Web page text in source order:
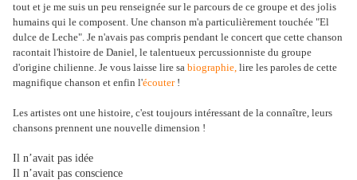
tout et je me suis un peu renseignée sur le parcours de ce groupe et des jolis
humains qui le composent. Une chanson m'a particulièrement touchée "El
dulce de Leche". Je n'avais pas compris pendant le concert que cette chanson
racontait l'histoire de Daniel, le talentueux percussionniste du groupe
d'origine chilienne. Je vous laisse lire sa biographie, lire les paroles de cette
magnifique chanson et enfin l'écouter!
Les artistes ont une histoire, c'est toujours intéressant de la connaître, leurs
chansons prennent une nouvelle dimension !
Il n’avait pas idée
Il n’avait pas conscience